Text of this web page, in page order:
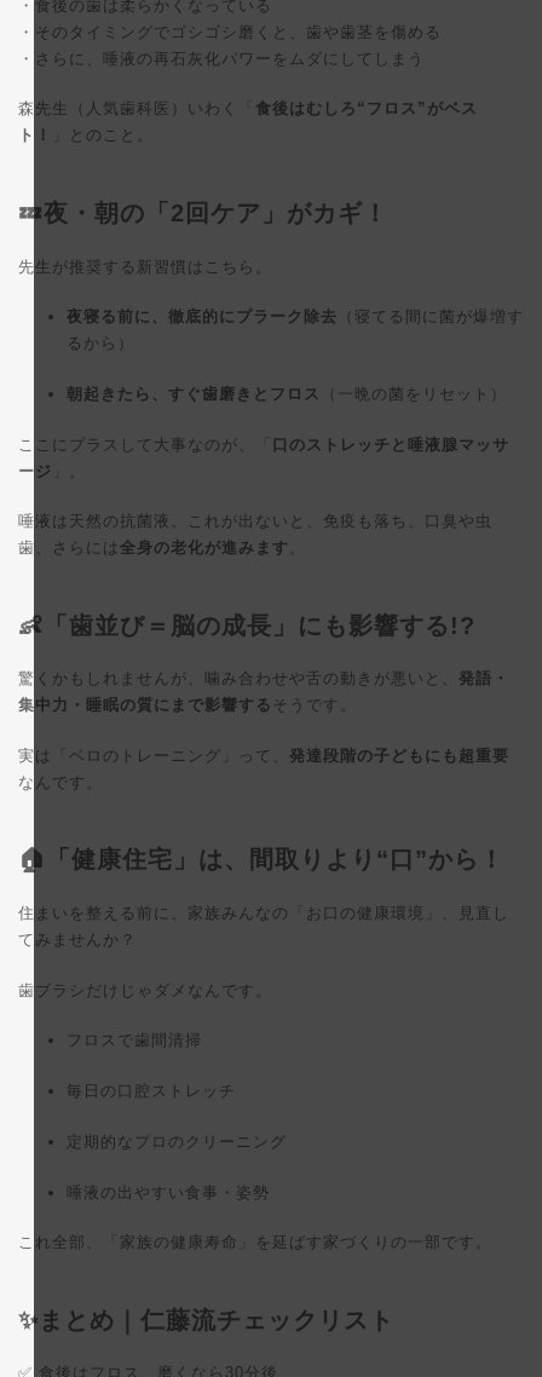
・食後の歯は柔らかくなっている
・そのタイミングでゴシゴシ磨くと、歯や歯茎を傷める
・さらに、唾液の再石灰化パワーをムダにしてしまう
森先生（人気歯科医）いわく「 食後はむしろ“フロス”がベス
ト！
」とのこと。
💤夜・朝の「2回ケア」がカギ！
先生が推奨する新習慣はこちら。
夜寝る前に、徹底的にプラーク除去 （寝てる間に菌が爆増す
るから）
朝起きたら、すぐ歯磨きとフロス （一晩の菌をリセット）
ここにプラスして大事なのが、「 口のストレッチと唾液腺マッサ
ージ
唾液は天然の抗菌液。これが出ないと、免疫も落ち、口臭や虫
歯、さらには全身の老化が進みます
👶「歯並び＝脳の成長」にも影響する!?
驚くかもしれませんが、噛み合わせや舌の動きが悪いと、 発語・
集中力・睡眠の質にまで影響する そうです。
実は「ベロのトレーニング」って、 発達段階の子どもにも超重要
なんです。
🏠「健康住宅」は、間取りより“口”から！
住まいを整える前に、家族みんなの「お口の健康環境」、見直し
てみませんか？
歯ブラシだけじゃダメなんです。
フロスで歯間清掃
毎日の口腔ストレッチ
定期的なプロのクリーニング
唾液の出やすい食事・姿勢
これ全部、「家族の健康寿命」を延ばす家づくりの一部です。
✨まとめ｜仁藤流チェックリスト
✅ 食後はフロス、磨くなら30分後